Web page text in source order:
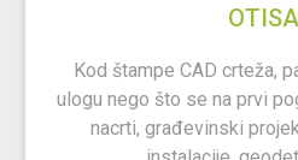
Kod štampe CAD crteža,
ulogu nego što se na prvi
nacrti, građevinski